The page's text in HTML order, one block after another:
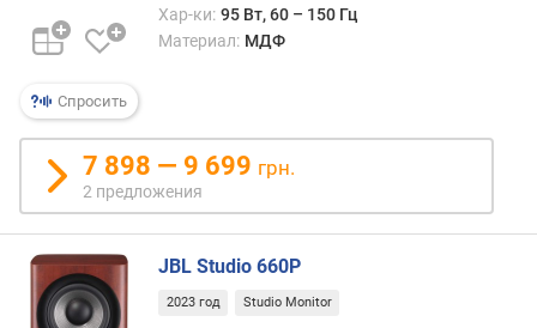
)
м
п
е
д
а
н
с
(
О
Спросить
Хар-ки: 95 Вт, 60 – 150 Гц
Материал: МДФ
7 898 — 9 699 грн.
2 предложения
JBL Studio 660P
2023 год Studio Monitor